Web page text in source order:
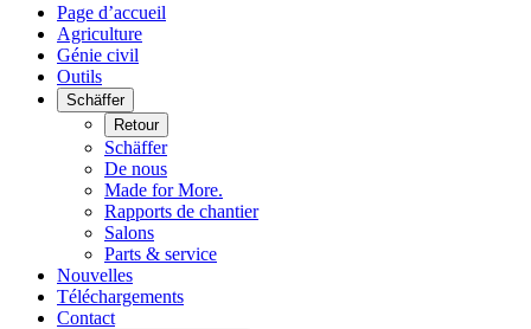
Page d’accueil
Agriculture
Génie civil
Outils
Schäffer
Retour
Schäffer
De nous
Made for More.
Rapports de chantier
Salons
Parts & service
Nouvelles
Téléchargements
Contact